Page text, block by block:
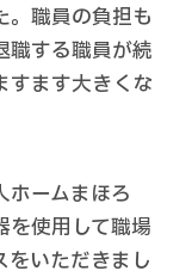
。職員の負担も
職する職員が続
すます大きくな
ホームまほろ
を使用して職場
をいただきまし